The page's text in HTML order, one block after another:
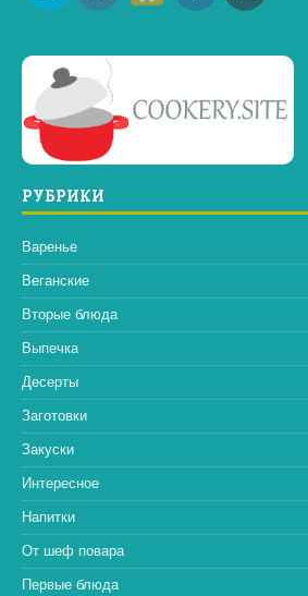
РУБРИКИ
Варенье
Веганские
Вторые блюда
Выпечка
Десерты
Заготовки
Закуски
Интересное
Напитки
От шеф повара
Первые блюда